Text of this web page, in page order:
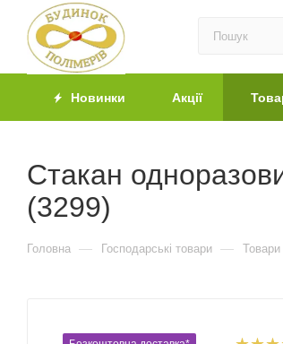
Новинки Акції
Стакан
(3299)
Головна — Господарські товари —